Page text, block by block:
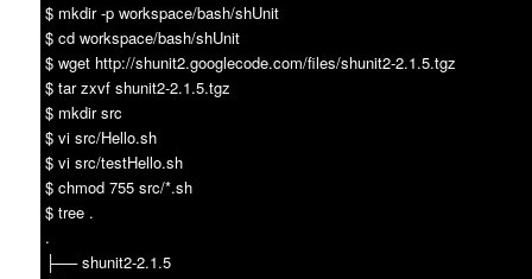
$ mkdir -p workspace/bash/shUnit
$ cd workspace/bash/shUnit
$ wget http://shunit2.googlecode.com/files/shunit2-2.1.5.tgz
$ tar zxvf shunit2-2.1.5.tgz
$ mkdir src
$ vi src/Hello.sh
$ vi src/testHello.sh
$ chmod 755 src/*.sh
$ tree .
.
├── shunit2-2.1.5